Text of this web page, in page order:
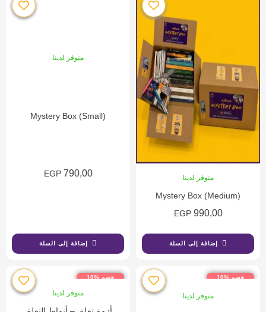
متوفر لدينا
Mystery Box (Medium)
990,00
EGP
إضافة إلى السلة
متوفر لدينا
Mystery Box (Small)
790,00
EGP
إضافة إلى السلة
خصم %10
متوفر لدينا
خصم %10
متوفر لدينا